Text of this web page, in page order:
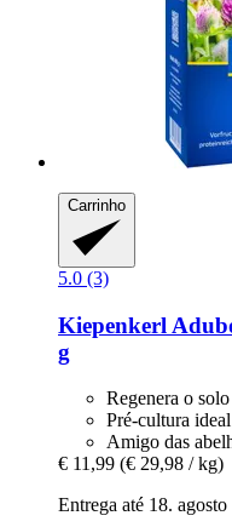
Carrinho
5.0 (3)
Kiepenkerl
g
Regenera o solo
Pré-cultura
Amigo das
€ 11,99 (€ 29,98 / kg)
Entrega até 18. agosto